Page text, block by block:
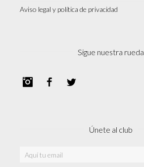
Aviso legal y política de privacidad
Sigue nuestra rueda
InstagramFacebook
Únete al club